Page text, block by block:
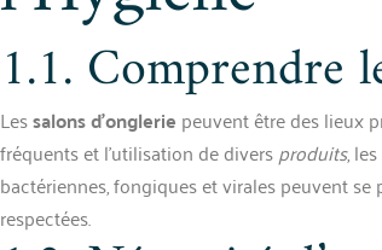
1.1. Comprendre
Lessalons d’onglerie peuvent être des lieux
fréquents et l’utilisation de diversproduits,
bactériennes, fongiques et virales peuvent se
respectées.